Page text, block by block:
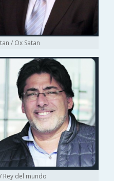
/ Ox Satan
Rey del mundo